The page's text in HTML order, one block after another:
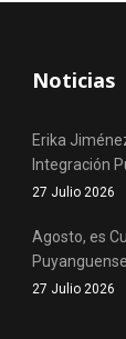
Noticias
Erika
Integración
27 Julio 2026
Agosto, es
Puyanguense
27 Julio 2026